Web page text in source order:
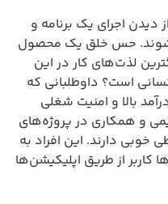
اجرای یک برنامه و
حس خلق یک محصول
لذت‌های کار در این
است؟ داوطلبانی که
بالا و امنیت شغلی
و همکاری در پروژه‌های
خوبی دارند. این افراد به
کاربر از طریق اپلیکیشن‌ها